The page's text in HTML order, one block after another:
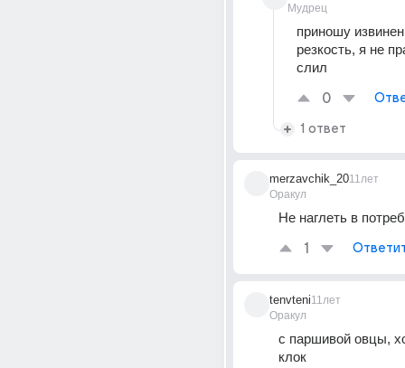
Мудрец
приношу
резкость, я не
слил
0
1 ответ
merzavchik_20
Оракул
11лет
Не наглеть в
1
tenvteni
Оракул
11лет
с паршивой овцы,
клок